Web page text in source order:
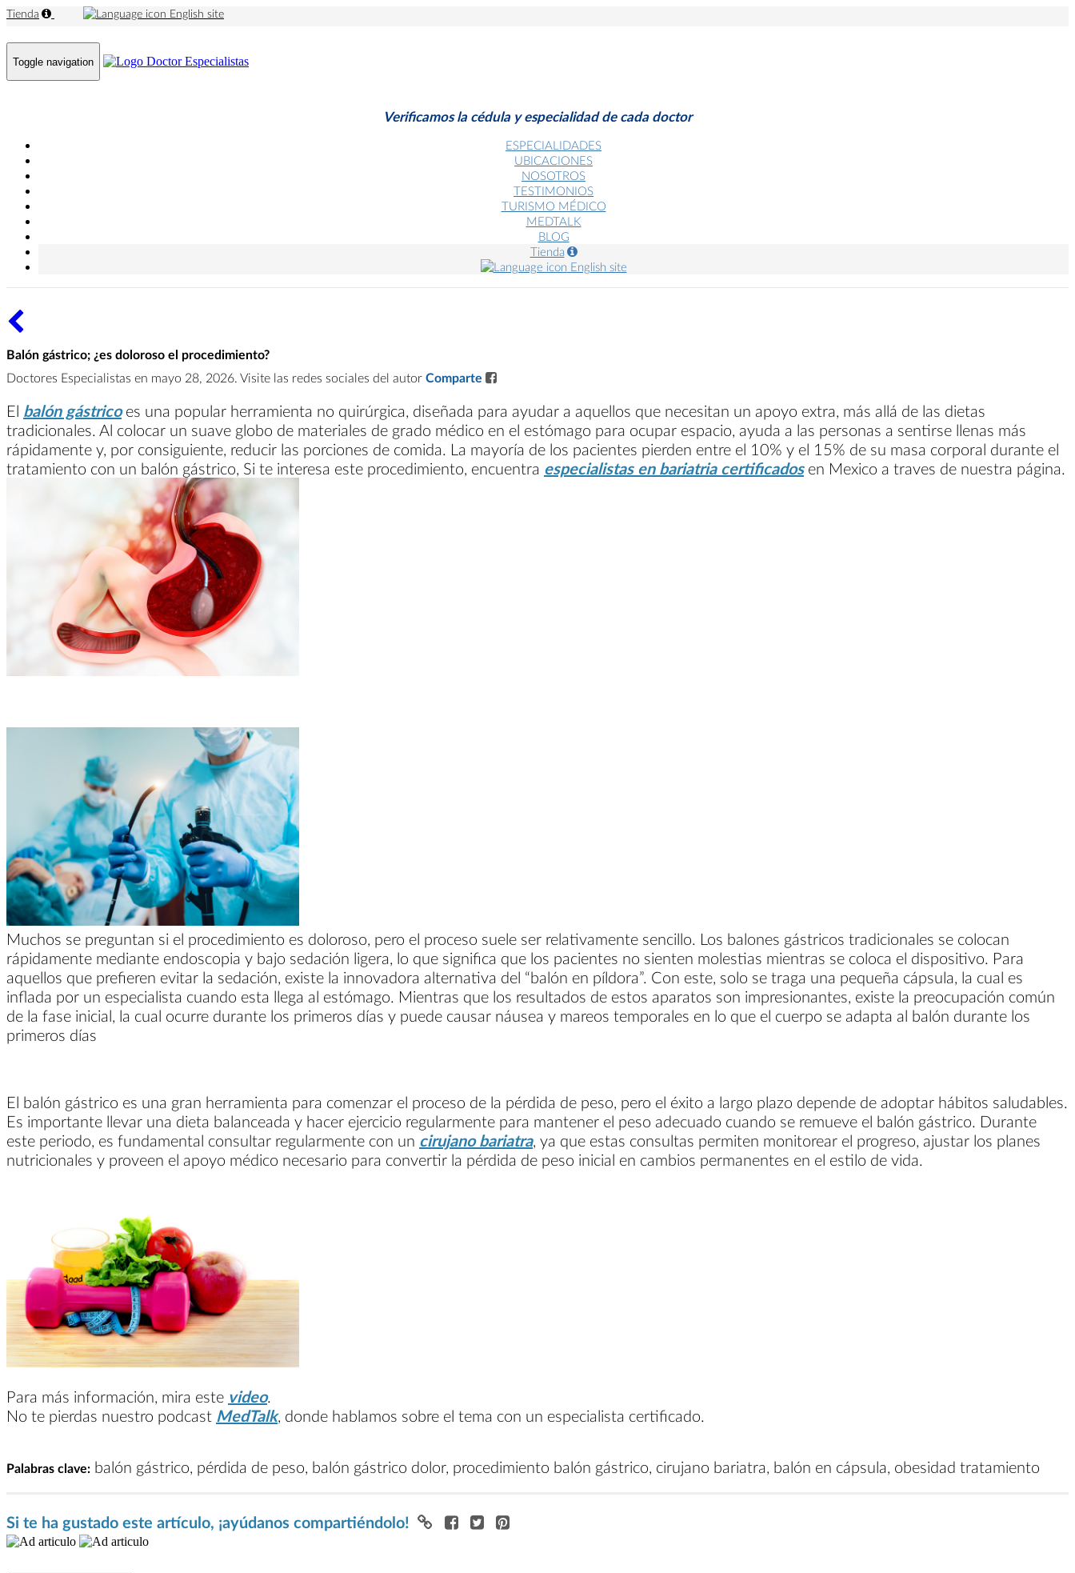
Tienda English site
Toggle navigation
Verificamos la cédula y especialidad de cada doctor
ESPECIALIDADES
UBICACIONES
NOSOTROS
TESTIMONIOS
TURISMO MÉDICO
MEDTALK
BLOG
Tienda
English site
Balón gástrico; ¿es doloroso el procedimiento?
Doctores Especialistas en mayo 28, 2026. Visite las redes sociales del autor Comparte
El balón gástricoes una popular herramienta no quirúrgica, diseñada para ayudar a aquellos que necesitan un apoyo extra, más allá de las dietas
tradicionales. Al colocar un suave globo de materiales de grado médico en el estómago para ocupar espacio, ayuda a las personas a sentirse llenas más
rápidamente y, por consiguiente, reducir las porciones de comida. La mayoría de los pacientes pierden entre el 10% y el 15% de su masa corporal durante el
tratamiento con un balón gástrico, Si te interesa este procedimiento, encuentra especialistas en bariatria certificadosen Mexico a traves de nuestra página.
Muchos se preguntan si el procedimiento es doloroso, pero el proceso suele ser relativamente sencillo. Los balones gástricos tradicionales se colocan
rápidamente mediante endoscopia y bajo sedación ligera, lo que significa que los pacientes no sienten molestias mientras se coloca el dispositivo. Para
aquellos que prefieren evitar la sedación, existe la innovadora alternativa del “balón en píldora”. Con este, solo se traga una pequeña cápsula, la cual es
inflada por un especialista cuando esta llega al estómago. Mientras que los resultados de estos aparatos son impresionantes, existe la preocupación común
de la fase inicial, la cual ocurre durante los primeros días y puede causar náusea y mareos temporales en lo que el cuerpo se adapta al balón durante los
primeros días
El balón gástrico es una gran herramienta para comenzar el proceso de la pérdida de peso, pero el éxito a largo plazo depende de adoptar hábitos saludables.
Es importante llevar una dieta balanceada y hacer ejercicio regularmente para mantener el peso adecuado cuando se remueve el balón gástrico. Durante
este periodo, es fundamental consultar regularmente con un cirujano bariatra, ya que estas consultas permiten monitorear el progreso, ajustar los planes
nutricionales y proveen el apoyo médico necesario para convertir la pérdida de peso inicial en cambios permanentes en el estilo de vida.
Para más información, mira este video.
No te pierdas nuestro podcast MedTalk, donde hablamos sobre el tema con un especialista certificado.
Palabras clave: balón gástrico, pérdida de peso, balón gástrico dolor, procedimiento balón gástrico, cirujano bariatra, balón en cápsula, obesidad tratamiento
Si te ha gustado este artículo, ¡ayúdanos compartiéndolo!